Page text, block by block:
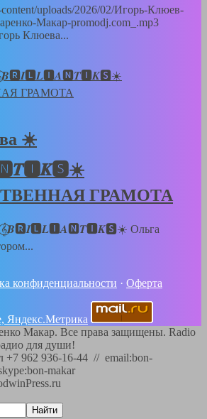
uploads/2026/02/Игорь-Клюев-
Макар-promodj.com_.mp3
Клюева...
☀️
ГРАМОТА
☀️𝄞⃝𝑩🆁𝑰🅻𝑳🅸𝑨🅽𝑻🅸𝑲🆂☀️ Ольга
конфиденциальности · Оферта
Макар. Все права защищены. Radio
для души!
962 936-16-44 // email:bon-
makar